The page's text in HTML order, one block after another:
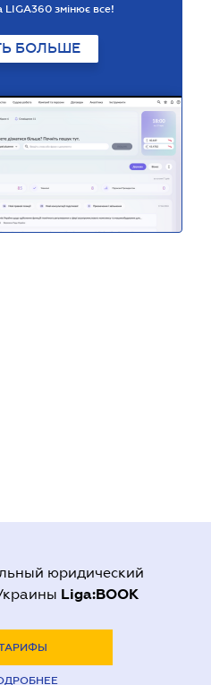
змінює все!
БОЛЬШЕ
юридический
Liga:BOOK